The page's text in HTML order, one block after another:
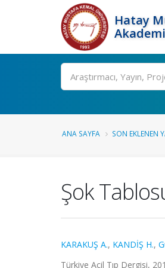
Hatay
Ara
ANA SAYFA SON EKLENEN
Şok
KARAKUŞ A., KANDİŞ H.,
Türkiye Acil Tıp Dergisi,